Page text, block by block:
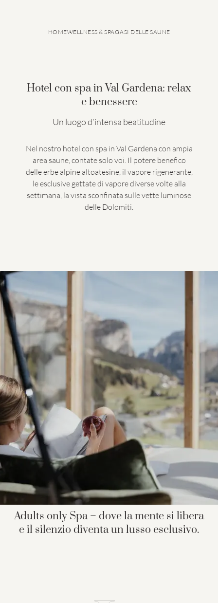
GRANVARA® Vital DOLOMIT SPANuova oasi dell’acqua
Oasi delle saune Isole del relax
GRANVARA® Fitness by Technogym® Beauty & Spa
Private SPA Suite
HOMEWELLNESS & SPAOASI DELLE SAUNE
Hotel con spa in Val Gardena: relax
e benessere
Un luogo d’intensa beatitudine
Nel nostro hotel con spa in Val Gardena con ampia
area saune, contate solo voi. Il potere benefico
delle erbe alpine altoatesine, il vapore rigenerante,
le esclusive gettate di vapore diverse volte alla
settimana, la vista sconfinata sulle vette luminose
delle Dolomiti.
Adults only Spa – dove la mente si libera
e il silenzio diventa un lusso esclusivo.